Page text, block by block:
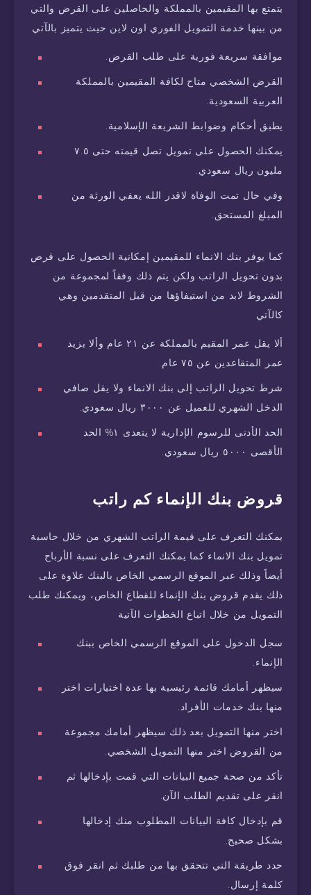
يتمتع بها المقيمين بالمملكة والحاصلين على القرض والتي
من بينها خدمة التمويل الفوري اون لاين حيث يتميز بالآتي
موافقة سريعة فورية على طلب القرض.
القرض الشخصي متاح لكافة المقيمين بالمملكة
العربية السعودية.
يطبق أحكام وضوابط الشريعة الإسلامية.
يمكنك الحصول على تمويل تصل قيمته حتى ٧.٥
مليون ريال سعودي.
وفي حال تمت الوفاة لاقدر الله يعفي الورثة من
المبلغ المستحق.
كما يوفر بنك الانماء للمقيمين إمكانية الحصول على قرض
بدون تحويل الراتب ولكن يتم ذلك وفقاً لمجموعة من
الشروط لابد من استيفاؤها من قبل المتقدمين وهي
كالآتي
ألا يقل عمر المقيم بالمملكة عن ٢١ عام وألا يزيد
عمر المتقاعدين عن ٧٥ عام.
شرط تحويل الراتب إلى بنك الانماء ولا يقل صافي
الدخل الشهري للعميل عن ٣٠٠٠ ريال سعودي.
الحد الأدنى للرسوم الإدارية لا يتعدى ١% الحد
الأقصى ٥٠٠٠ ريال سعودي.
قروض بنك الإنماء كم راتب
يمكنك التعرف على قيمة الراتب الشهري من خلال حاسبة
تمويل بنك الانماء كما يمكنك التعرف على نسبة الأرباح
أيضاً وذلك عبر الموقع الرسمي الخاص بالبنك علاوة على
ذلك يقدم قروض بنك الإنماء للقطاع الخاص، ويمكنك طلب
التمويل من خلال اتباع الخطوات الآتية
سجل الدخول على الموقع الرسمي الخاص ببنك
الإنماء.
سيظهر أمامك قائمة رئيسية بها عدة اختيارات اختر
منها بنك خدمات الأفراد.
اختر منها التمويل بعد ذلك سيظهر أمامك مجموعة
من القروض اختر منها التمويل الشخصي.
تأكد من صحة جميع البيانات التي قمت بإدخالها ثم
انقر على تقديم الطلب الآن.
قم بإدخال كافة البيانات المطلوب منك إدخالها
بشكل صحيح.
حدد طريقة التي تتحقق بها من طلبك ثم انقر فوق
كلمة إرسال.